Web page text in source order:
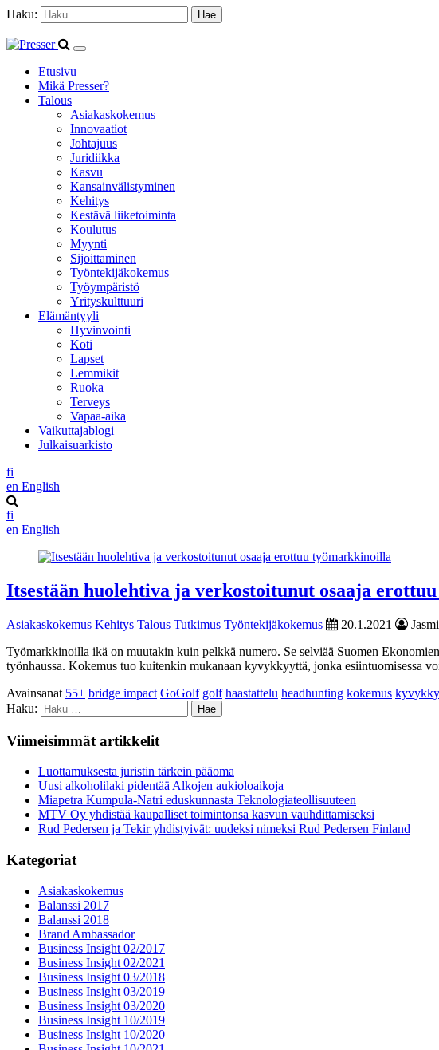
Haku:
Etusivu
Mikä Presser?
Talous
Asiakaskokemus
Innovaatiot
Johtajuus
Juridiikka
Kasvu
Kansainvälistyminen
Kehitys
Kestävä liiketoiminta
Koulutus
Myynti
Sijoittaminen
Työntekijäkokemus
Työympäristö
Yrityskulttuuri
Elämäntyyli
Hyvinvointi
Koti
Lapset
Lemmikit
Ruoka
Terveys
Vapaa-aika
Vaikuttajablogi
Julkaisuarkisto
fi
en English
fi
en English
Itsestään huolehtiva ja verkostoitunut osaaja
Asiakaskokemus Kehitys Talous Tutkimus Työntekijäkokemus 20.1.2021
Työmarkkinoilla ikä on muutakin kuin pelkkä numero. Se selviää Suomen
työnhaussa. Kokemus tuo kuitenkin mukanaan kyvykkyyttä, jonka esiintuomisessa
Avainsanat 55+ bridge impact GoGolf golf haastattelu headhunting kokemus
Haku:
Viimeisimmät artikkelit
Luottamuksesta juristin tärkein pääoma
Uusi alkoholilaki pidentää Alkojen aukioloaikoja
Miapetra Kumpula-Natri eduskunnasta Teknologiateollisuuteen
MTV Oy yhdistää kaupalliset toimintonsa kasvun vauhdittamiseksi
Rud Pedersen ja Tekir yhdistyivät: uudeksi nimeksi Rud Pedersen Finland
Kategoriat
Asiakaskokemus
Balanssi 2017
Balanssi 2018
Brand Ambassador
Business Insight 02/2017
Business Insight 02/2021
Business Insight 03/2018
Business Insight 03/2019
Business Insight 03/2020
Business Insight 10/2019
Business Insight 10/2020